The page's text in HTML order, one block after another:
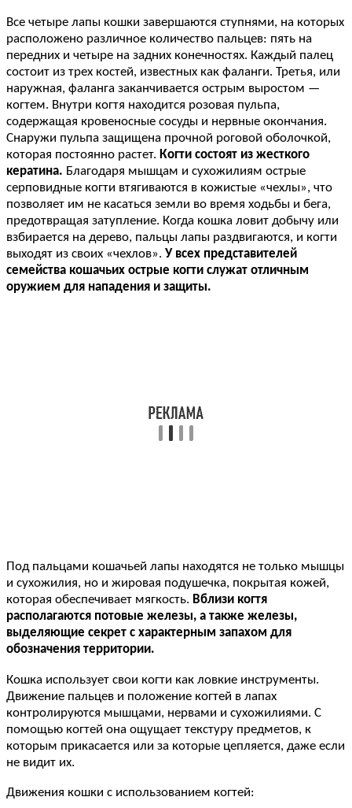
Все четыре лапы кошки завершаются ступнями, на которых
расположено различное количество пальцев: пять на
передних и четыре на задних конечностях. Каждый палец
состоит из трех костей, известных как фаланги. Третья, или
наружная, фаланга заканчивается острым выростом —
когтем. Внутри когтя находится розовая пульпа,
содержащая кровеносные сосуды и нервные окончания.
Снаружи пульпа защищена прочной роговой оболочкой,
которая постоянно растет. Когти состоят из жесткого
кератина. Благодаря мышцам и сухожилиям острые
серповидные когти втягиваются в кожистые «чехлы», что
позволяет им не касаться земли во время ходьбы и бега,
предотвращая затупление. Когда кошка ловит добычу или
взбирается на дерево, пальцы лапы раздвигаются, и когти
выходят из своих «чехлов». У всех представителей
семейства кошачьих острые когти служат отличным
оружием для нападения и защиты.
Под пальцами кошачьей лапы находятся не только мышцы
и сухожилия, но и жировая подушечка, покрытая кожей,
которая обеспечивает мягкость. Вблизи когтя
располагаются потовые железы, а также железы,
выделяющие секрет с характерным запахом для
обозначения территории.
Кошка использует свои когти как ловкие инструменты.
Движение пальцев и положение когтей в лапах
контролируются мышцами, нервами и сухожилиями. С
помощью когтей она ощущает текстуру предметов, к
которым прикасается или за которые цепляется, даже если
не видит их.
Движения кошки с использованием когтей: